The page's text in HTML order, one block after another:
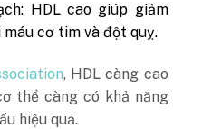
HDL cao giúp giảm
cơ tim và đột quỵ.
, HDL càng cao
thể càng có khả năng
hiệu quả.